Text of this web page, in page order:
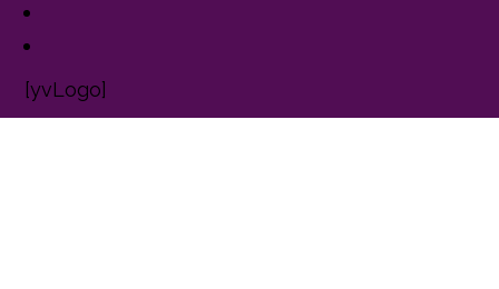
[yvLogo]